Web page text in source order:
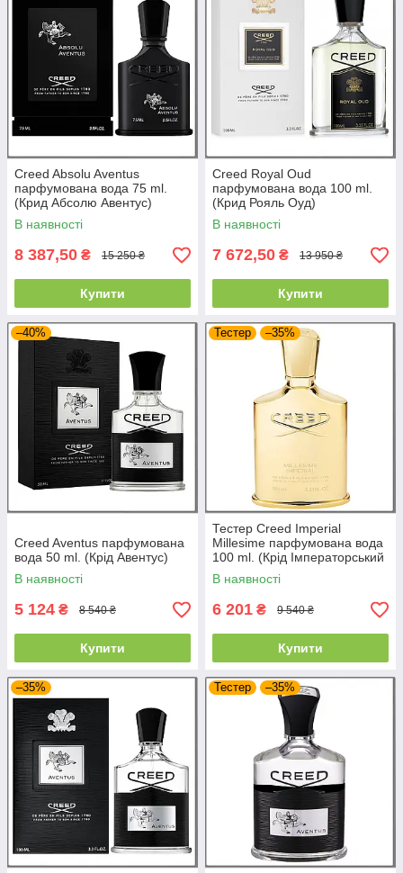
Creed Absolu Aventus
парфумована вода 75 ml.
(Крид Абсолю Авентус)
В наявності
8 387,50 ₴ 15 250 ₴
Купити
Creed Royal Oud
парфумована вода 100 ml.
(Крид Рояль Оуд)
В наявності
7 672,50 ₴ 13 950 ₴
Купити
–40%
Creed Aventus парфумована
вода 50 ml. (Крід Авентус)
В наявності
5 124 ₴ 8 540 ₴
Купити
Тестер –35%
Тестер Creed Imperial
Millesime парфумована вода
100 ml. (Крід Імператорський
Міллезем)
В наявності
6 201 ₴ 9 540 ₴
Купити
–35% Тестер –35%